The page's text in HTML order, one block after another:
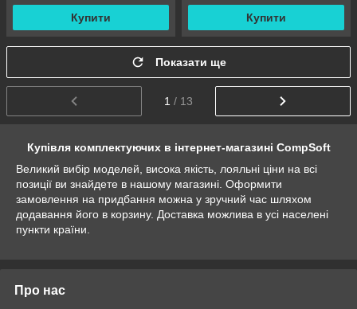
Купити Купити
Показати ще
1 / 13
Купівля комплектуючих в інтернет-магазині CompSoft
Великий вибір моделей, висока якість, лояльні ціни на всі
позиції ви знайдете в нашому магазині. Оформити
замовлення на придбання можна у зручний час шляхом
додавання його в корзину. Доставка можлива в усі населені
пункти країни.
Про нас